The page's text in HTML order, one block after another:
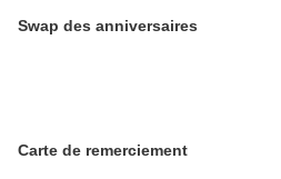
Swap des anniversaires
Carte de remerciement